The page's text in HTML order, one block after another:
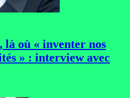
où « inventer nos
» : interview avec